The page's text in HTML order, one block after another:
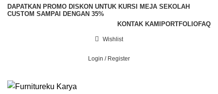
DAPATKAN PROMO DISKON UNTUK KURSI MEJA SEKOLAH
CUSTOM SAMPAI DENGAN 35%
KONTAK KAMI PORTFOLIOFAQ
Wishlist
Login / Register